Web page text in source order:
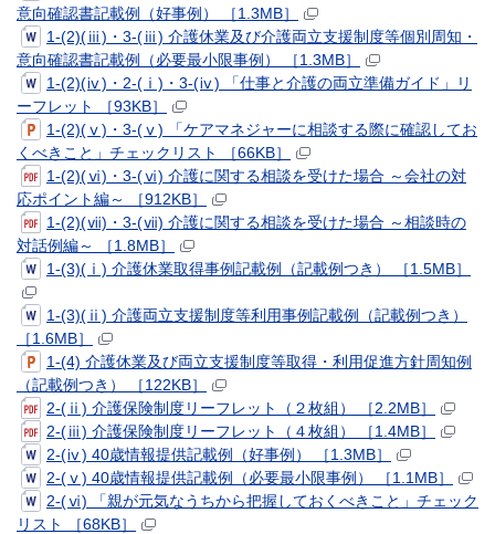
意向確認書記載例（好事例） ［1.3MB］
1-(2)(ⅲ)・3-(ⅲ) 介護休業及び介護両立支援制度等個別周知・
意向確認書記載例（必要最小限事例） ［1.3MB］
1-(2)(ⅳ)・2-(ⅰ)・3-(ⅳ) 「仕事と介護の両立準備ガイド」リ
ーフレット ［93KB］
1-(2)(ⅴ)・3-(ⅴ) 「ケアマネジャーに相談する際に確認してお
くべきこと」チェックリスト ［66KB］
1-(2)(ⅵ)・3-(ⅵ) 介護に関する相談を受けた場合 ～会社の対
応ポイント編～ ［912KB］
1-(2)(ⅶ)・3-(ⅶ) 介護に関する相談を受けた場合 ～相談時の
対話例編～ ［1.8MB］
1-(3)(ⅰ) 介護休業取得事例記載例（記載例つき） ［1.5MB］
1-(3)(ⅱ) 介護両立支援制度等利用事例記載例（記載例つき）
［1.6MB］
1-(4) 介護休業及び両立支援制度等取得・利用促進方針周知例
（記載例つき） ［122KB］
2-(ⅱ) 介護保険制度リーフレット（２枚組） ［2.2MB］
2-(ⅲ) 介護保険制度リーフレット（４枚組） ［1.4MB］
2-(ⅳ) 40歳情報提供記載例（好事例） ［1.3MB］
2-(ⅴ) 40歳情報提供記載例（必要最小限事例） ［1.1MB］
2-(ⅵ) 「親が元気なうちから把握しておくべきこと」チェック
リスト ［68KB］